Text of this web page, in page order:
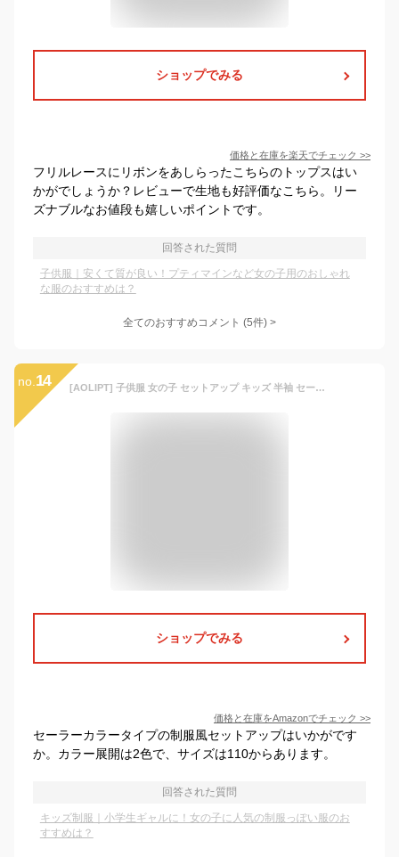
ショップでみる
価格と在庫を楽天でチェック >>
フリルレースにリボンをあしらったこちらのトップスはい
かがでしょうか？レビューで生地も好評価なこちら。リー
ズナブルなお値段も嬉しいポイントです。
回答された質問
子供服｜安くて質が良い！プティマインなど女の子用のおしゃれ
な服のおすすめは？
全てのおすすめコメント (5件) >
no. 14 [AOLIPT] 子供服 女の子 セットアップ キッズ 半袖 セーラー服 プリーツスカート ミニ チェック柄 かわいい ガールズ 制服 スクール JK コスプレ(140ブルー)
ショップでみる
価格と在庫をAmazonでチェック >>
セーラーカラータイプの制服風セットアップはいかがです
か。カラー展開は2色で、サイズは110からあります。
回答された質問
キッズ制服｜小学生ギャルに！女の子に人気の制服っぽい服のお
すすめは？